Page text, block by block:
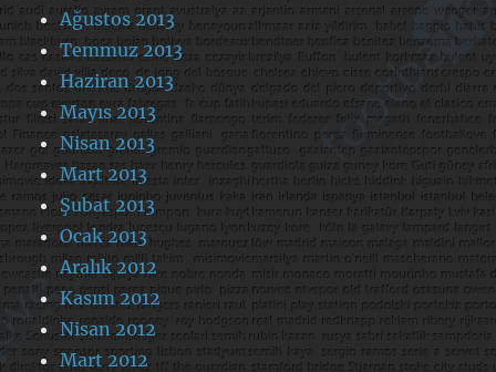
Ağustos 2013
Temmuz 2013
Haziran 2013
Mayıs 2013
Nisan 2013
Mart 2013
Şubat 2013
Ocak 2013
Aralık 2012
Kasım 2012
Nisan 2012
Mart 2012